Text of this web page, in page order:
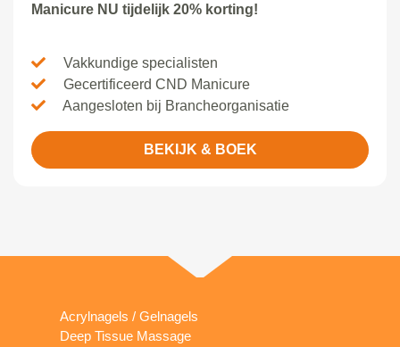
Manicure NU tijdelijk 20% korting!
Vakkundige specialisten
Gecertificeerd CND Manicure
Aangesloten bij Brancheorganisatie
BEKIJK & BOEK
Acrylnagels / Gelnagels
Deep Tissue Massage